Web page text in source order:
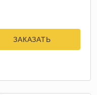
ЗАКАЗАТЬ